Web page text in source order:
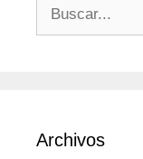
Archivos